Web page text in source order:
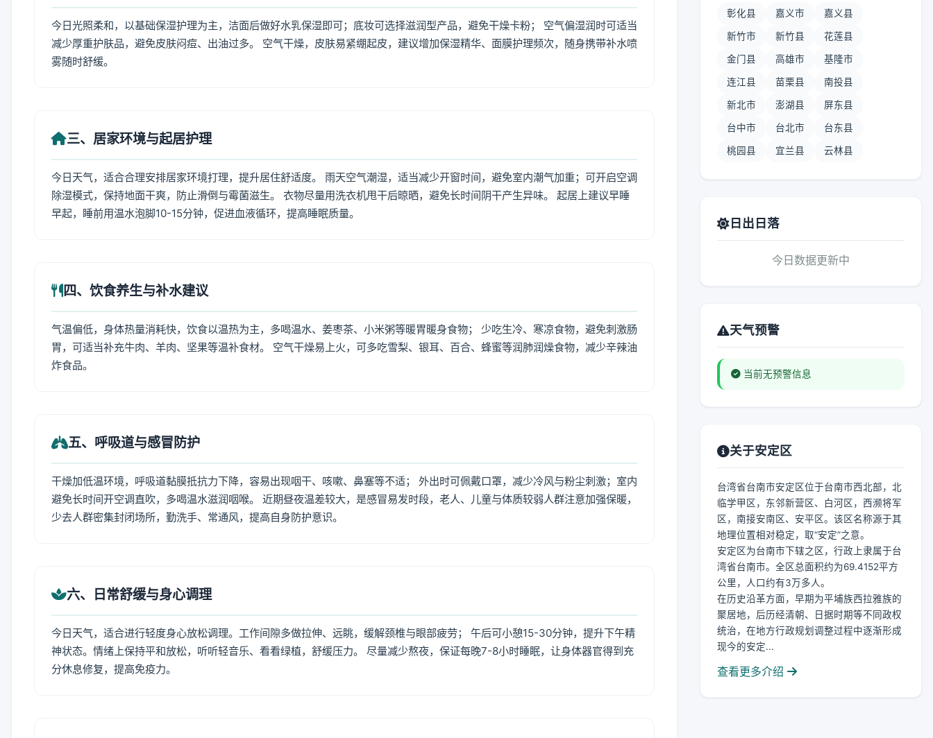
今日光照柔和，以基础保湿护理为主，洁面后做好水乳保湿即可；底妆可选择滋润型产品，避免干燥卡粉； 空气偏湿润时可适当
减少厚重护肤品，避免皮肤闷痘、出油过多。 空气干燥，皮肤易紧绷起皮，建议增加保湿精华、面膜护理频次，随身携带补水喷
雾随时舒缓。
三、居家环境与起居护理
今日天气，适合合理安排居家环境打理，提升居住舒适度。 雨天空气潮湿，适当减少开窗时间，避免室内潮气加重；可开启空调
除湿模式，保持地面干爽，防止滑倒与霉菌滋生。 衣物尽量用洗衣机甩干后晾晒，避免长时间阴干产生异味。 起居上建议早睡
早起，睡前用温水泡脚10-15分钟，促进血液循环，提高睡眠质量。
四、饮食养生与补水建议
气温偏低，身体热量消耗快，饮食以温热为主，多喝温水、姜枣茶、小米粥等暖胃暖身食物； 少吃生冷、寒凉食物，避免刺激肠
胃，可适当补充牛肉、羊肉、坚果等温补食材。 空气干燥易上火，可多吃雪梨、银耳、百合、蜂蜜等润肺润燥食物，减少辛辣油
炸食品。
五、呼吸道与感冒防护
干燥加低温环境，呼吸道黏膜抵抗力下降，容易出现咽干、咳嗽、鼻塞等不适； 外出时可佩戴口罩，减少冷风与粉尘刺激；室内
避免长时间开空调直吹，多喝温水滋润咽喉。 近期昼夜温差较大，是感冒易发时段，老人、儿童与体质较弱人群注意加强保暖，
少去人群密集封闭场所，勤洗手、常通风，提高自身防护意识。
六、日常舒缓与身心调理
今日天气，适合进行轻度身心放松调理。工作间隙多做拉伸、远眺，缓解颈椎与眼部疲劳； 午后可小憩15-30分钟，提升下午精
神状态。情绪上保持平和放松，听听轻音乐、看看绿植，舒缓压力。 尽量减少熬夜，保证每晚7-8小时睡眠，让身体器官得到充
分休息修复，提高免疫力。
彰化县 嘉义市 嘉义县
新竹市 新竹县 花莲县
金门县 高雄市 基隆市
连江县 苗栗县 南投县
新北市 澎湖县 屏东县
台中市 台北市 台东县
桃园县 宜兰县 云林县
日出日落
今日数据更新中
天气预警
当前无预警信息
关于安定区
台湾省台南市安定区位于台南市西北部，北
临学甲区，东邻新营区、白河区，西濒将军
区，南接安南区、安平区。该区名称源于其
地理位置相对稳定，取“安定”之意。
安定区为台南市下辖之区，行政上隶属于台
湾省台南市。全区总面积约为69.4152平方
公里，人口约有3万多人。
在历史沿革方面，早期为平埔族西拉雅族的
聚居地，后历经清朝、日据时期等不同政权
统治，在地方行政规划调整过程中逐渐形成
现今的安定...
查看更多介绍